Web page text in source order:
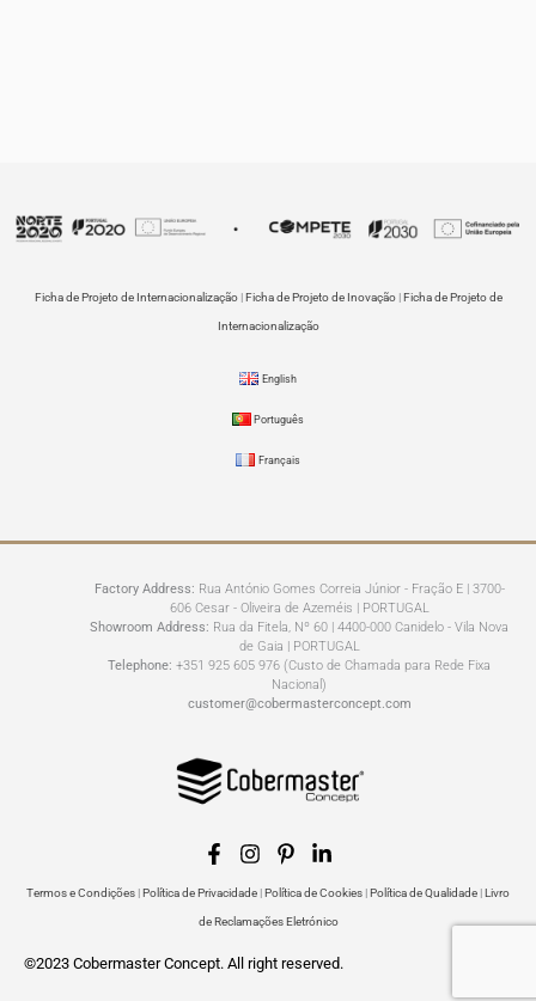
Ficha de Projeto de Internacionalização|Ficha de Projeto de Inovação|Ficha de Projeto de
Internacionalização
English
Português
Français
Factory Address: Rua António Gomes Correia Júnior - Fração E | 3700-
606 Cesar - Oliveira de Azeméis | PORTUGAL
Showroom Address: Rua da Fitela, Nº 60 | 4400-000 Canidelo - Vila Nova
de Gaia | PORTUGAL
Telephone: +351 925 605 976 (Custo de Chamada para Rede Fixa
Nacional)
customer@cobermasterconcept.com
Termos e Condições |Política de Privacidade |Política de Cookies |Política de Qualidade |Livro
de Reclamações Eletrónico
©2023 Cobermaster Concept. All right reserved.